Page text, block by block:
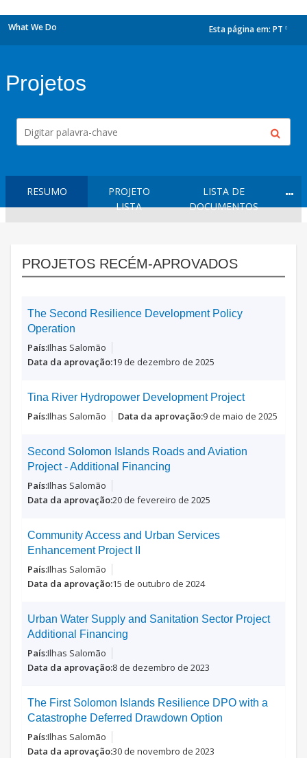
What We Do Esta página em: PT
Projetos
RESUMO
PROJETO
LISTA
LISTA DE
DOCUMENTOS
PROJETOS RECÉM-APROVADOS
The Second Resilience Development Policy
Operation
Ilhas Salomão
19 de dezembro de 2025
Tina River Hydropower Development Project
Ilhas Salomão 9 de maio de 2025
Second Solomon Islands Roads and Aviation
Project - Additional Financing
Ilhas Salomão
20 de fevereiro de 2025
Community Access and Urban Services
Enhancement Project II
Ilhas Salomão
15 de outubro de 2024
Urban Water Supply and Sanitation Sector Project
Additional Financing
Ilhas Salomão
8 de dezembro de 2023
The First Solomon Islands Resilience DPO with a
Catastrophe Deferred Drawdown Option
Ilhas Salomão
30 de novembro de 2023